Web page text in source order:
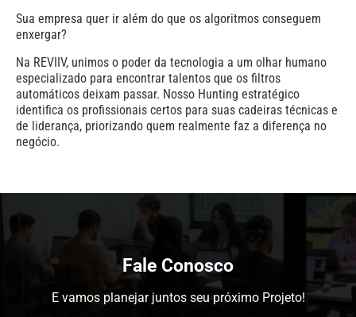
Sua empresa quer ir além do que os algoritmos conseguem
enxergar?
Na REVIIV, unimos o poder da tecnologia a um olhar humano
especializado para encontrar talentos que os filtros
automáticos deixam passar. Nosso Hunting estratégico
identifica os profissionais certos para suas cadeiras técnicas e
de liderança, priorizando quem realmente faz a diferença no
negócio.
Fale Conosco
E vamos planejar juntos seu próximo Projeto!